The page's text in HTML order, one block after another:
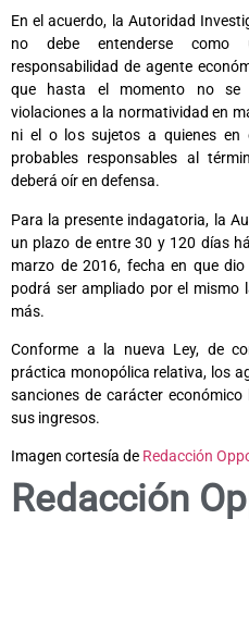
En el acuerdo, la Autoridad
no debe entenderse como
responsabilidad de agente
que hasta el momento no se
violaciones a la normatividad en
ni el o los sujetos a quienes en
probables responsables al
deberá oír en defensa.
Para la presente indagatoria, la
un plazo de entre 30 y 120 días
marzo de 2016, fecha en que
podrá ser ampliado por el
más.
Conforme a la nueva Ley, de
práctica monopólica relativa, los
sanciones de carácter
sus ingresos.
Imagen cortesía de Redacción
Redacción